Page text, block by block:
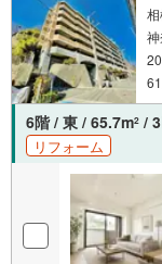
6階 / 東 / 65.7m2 /
リフォーム